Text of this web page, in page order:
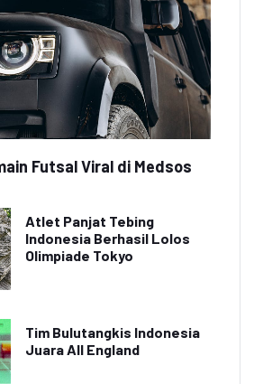
Futsal Viral di Medsos
Atlet Panjat Tebing
Indonesia Berhasil Lolos
Olimpiade Tokyo
Tim Bulutangkis Indonesia
Juara All England